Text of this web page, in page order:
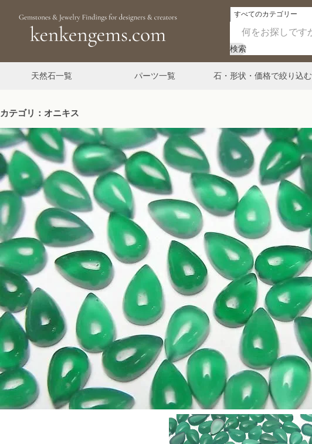
検索
天然石一覧 パーツ一覧 石・形状・価格で絞り込む
カテゴリ：オニキス